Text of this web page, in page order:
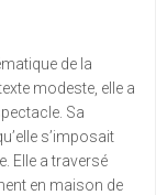
de la
modeste, elle a
Sa
s’imposait
Elle a traversé
en maison de